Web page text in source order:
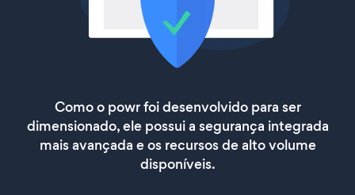
Como o powr foi desenvolvido para ser
dimensionado, ele possui a segurança integrada
mais avançada e os recursos de alto volume
disponíveis.